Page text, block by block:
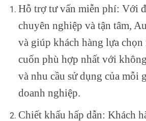
Hỗ trợ tư vấn miễn phí: Với
chuyên nghiệp và tận tâm,
và giúp khách hàng lựa chọn
cuốn phù hợp nhất với
và nhu cầu sử dụng của mỗi
doanh nghiệp.
Chiết khấu hấp dẫn: Khách